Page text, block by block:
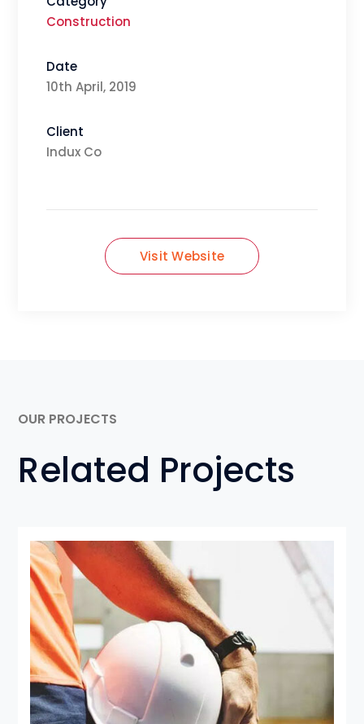
Construction
Date
10th April, 2019
Client
Indux Co
Visit Website
OUR PROJECTS
Related Projects